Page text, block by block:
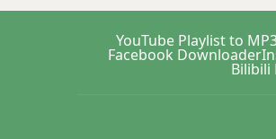
YouTube Playlist to
Facebook Downloader
Bilibili